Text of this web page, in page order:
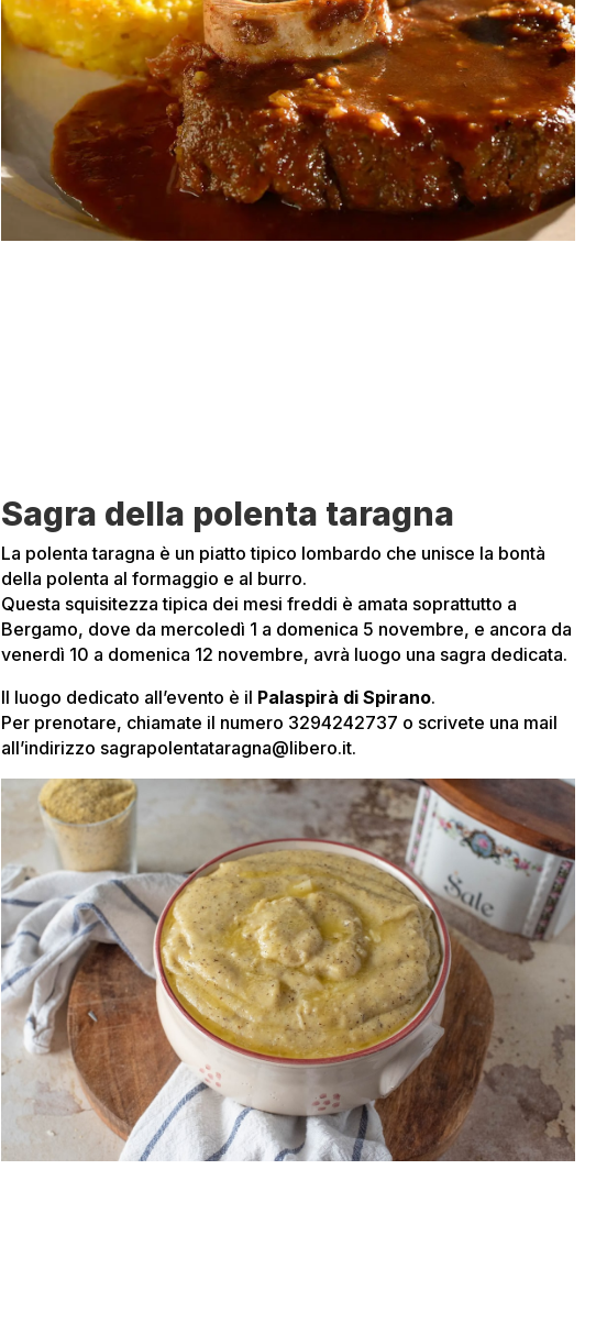
Sagra della polenta taragna
La polenta taragna è un piatto tipico lombardo che unisce la bontà
della polenta al formaggio e al burro.
Questa squisitezza tipica dei mesi freddi è amata soprattutto a
Bergamo, dove da mercoledì 1 a domenica 5 novembre, e ancora da
venerdì 10 a domenica 12 novembre, avrà luogo una sagra dedicata.
Il luogo dedicato all’evento è il Palaspirà di Spirano.
Per prenotare, chiamate il numero 3294242737 o scrivete una mail
all’indirizzo sagrapolentataragna@libero.it.